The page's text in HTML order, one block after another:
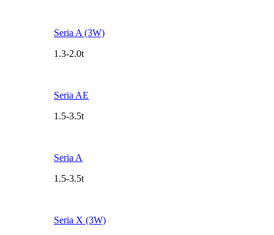
Seria A (3W)
1.3-2.0t
Seria AE
1.5-3.5t
Seria A
1.5-3.5t
Seria X (3W)